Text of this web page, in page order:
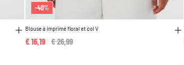
-40%
Blouse à imprimé floral et col V
Price reduced from
€ 26,99
€ 16,19